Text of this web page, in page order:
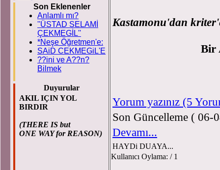
Son Eklenenler
Anlamlı mı?
''ÜSTAD SELAMİ
ÇEKMEGİL''
*Neşe Öğretmen'e:
SAiD CEKMEGiL'E
??ini ve A??n?
Bilmek
Duyurular
AKIL IÇIN YOL
BIRDIR
(THERE IS but
ONE WAY for REASON)
Kastamonu'dan
Bir
Yorum yazınız (5
Son Güncelleme ( 06-
Devamı...
HAYDi DUAYA...
Kullanıcı Oylama: / 1